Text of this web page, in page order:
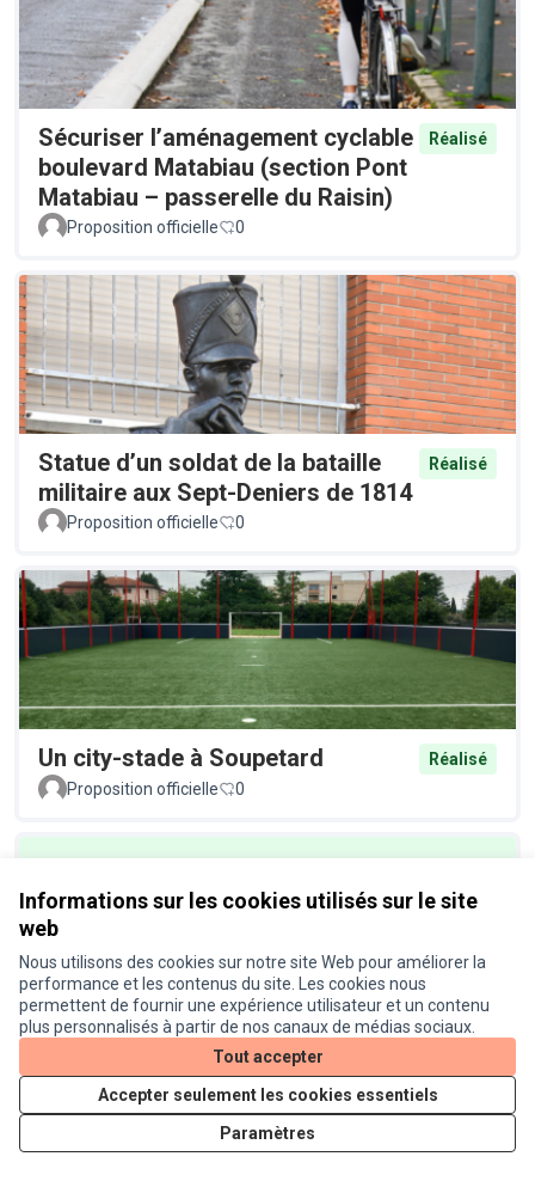
Informations sur les cookies utilisés sur le site
web
Nous utilisons des cookies sur notre site Web pour améliorer la
performance et les contenus du site. Les cookies nous
permettent de fournir une expérience utilisateur et un contenu
plus personnalisés à partir de nos canaux de médias sociaux.
Tout accepter
Accepter seulement les cookies essentiels
Paramètres
Sécuriser l’aménagement cyclable
boulevard Matabiau (section Pont
Matabiau – passerelle du Raisin)
Réalisé
Proposition officielle 0
Statue d’un soldat de la bataille
militaire aux Sept-Deniers de 1814
Réalisé
Proposition officielle 0
Un city-stade à Soupetard
Réalisé
Proposition officielle
0
Un éclairage plus écologique au
Réalisé
Proposition officielle